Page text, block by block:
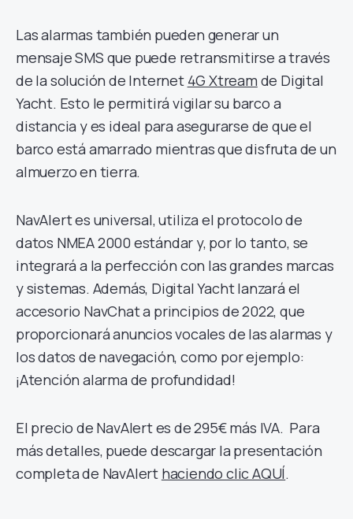
Las alarmas también pueden generar un
mensaje SMS que puede retransmitirse a través
de la solución de Internet 4G Xtream de Digital
Yacht. Esto le permitirá vigilar su barco a
distancia y es ideal para asegurarse de que el
barco está amarrado mientras que disfruta de un
almuerzo en tierra.
NavAlert es universal, utiliza el protocolo de
datos NMEA 2000 estándar y, por lo tanto, se
integrará a la perfección con las grandes marcas
y sistemas. Además, Digital Yacht lanzará el
accesorio NavChat a principios de 2022, que
proporcionará anuncios vocales de las alarmas y
los datos de navegación, como por ejemplo:
¡Atención alarma de profundidad!
El precio de NavAlert es de 295€ más IVA. Para
más detalles, puede descargar la presentación
completa de NavAlert haciendo clic AQUÍ.